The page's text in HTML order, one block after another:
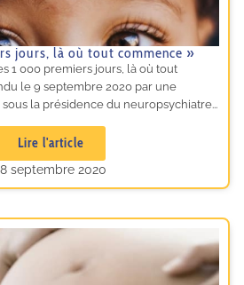
jours, là où tout commence »
1 000 premiers jours, là où tout
le 9 septembre 2020 par une
sous la présidence du neuropsychiatre...
Lire l'article
septembre 2020